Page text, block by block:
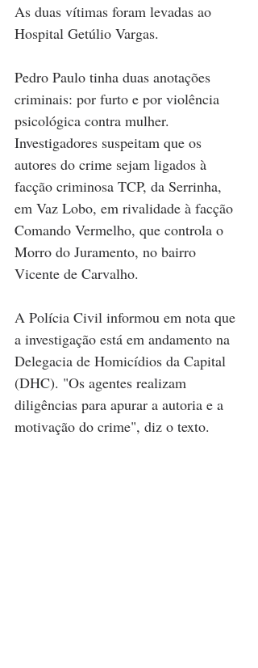
As duas vítimas foram levadas ao
Hospital Getúlio Vargas.
Pedro Paulo tinha duas anotações
criminais: por furto e por violência
psicológica contra mulher.
Investigadores suspeitam que os
autores do crime sejam ligados à
facção criminosa TCP, da Serrinha,
em Vaz Lobo, em rivalidade à facção
Comando Vermelho, que controla o
Morro do Juramento, no bairro
Vicente de Carvalho.
A Polícia Civil informou em nota que
a investigação está em andamento na
Delegacia de Homicídios da Capital
(DHC). "Os agentes realizam
diligências para apurar a autoria e a
motivação do crime", diz o texto.